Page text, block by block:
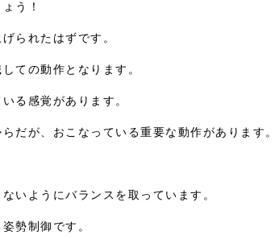
う！
られたはずです。
ての動作となります。
る感覚があります。
だが、おこなっている重要な動作があります。
いようにバランスを取っています。
勢制御です。